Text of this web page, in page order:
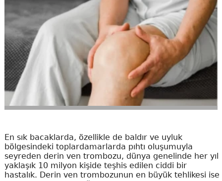
En sık bacaklarda, özellikle de baldır ve uyluk
bölgesindeki toplardamarlarda pıhtı oluşumuyla
seyreden derin ven trombozu, dünya genelinde her yıl
yaklaşık 10 milyon kişide teşhis edilen ciddi bir
hastalık. Derin ven trombozunun en büyük tehlikesi ise